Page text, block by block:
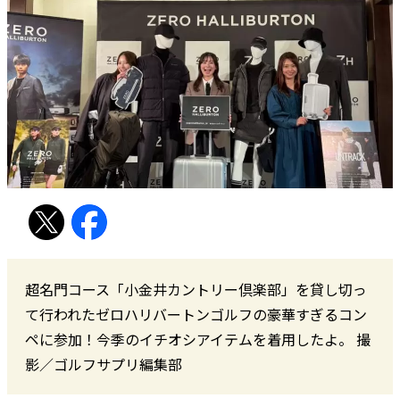
超名門コース「小金井カントリー倶楽部」を貸し切っ
て行われたゼロハリバートンゴルフの豪華すぎるコン
ペに参加！今季のイチオシアイテムを着用したよ。 撮
影／ゴルフサプリ編集部